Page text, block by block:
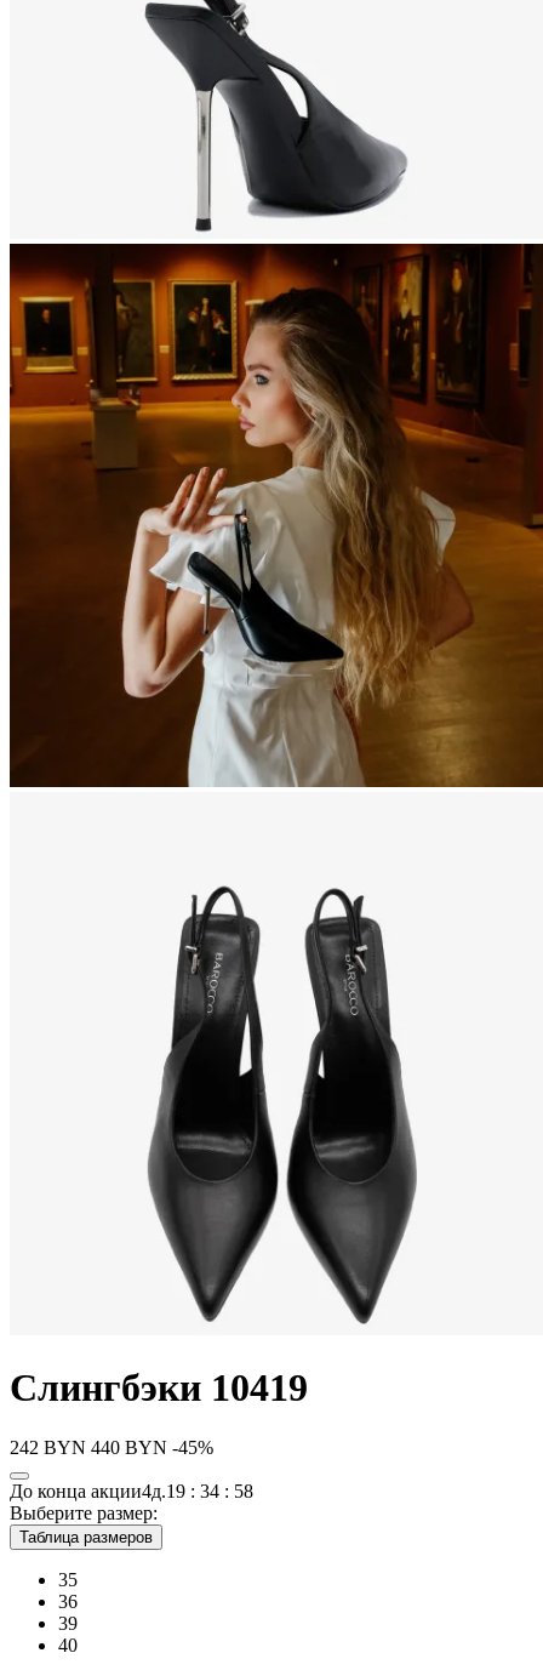
Слингбэки 10419
242 BYN 440 BYN -45%
До конца акции4д.19 : 34 : 58
Выберите размер:
Таблица размеров
35
36
39
40